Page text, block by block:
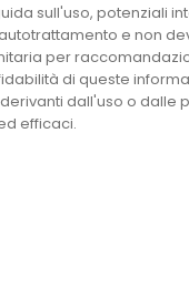
sull'uso, potenziali
e non
per
di queste
dall'uso o dalle
efficaci.